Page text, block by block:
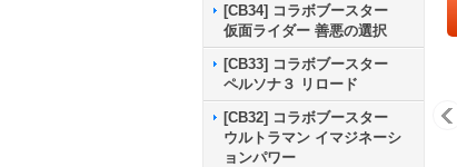
[CB34] コラボブースター
仮面ライダー 善悪の選択
[CB33] コラボブースター
ペルソナ３ リロード
[CB32] コラボブースター
ウルトラマン イマジネーシ
ョンパワー